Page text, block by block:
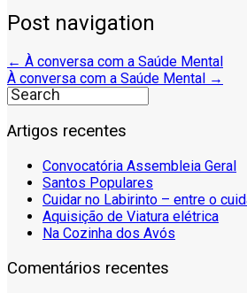
Post navigation
← À conversa com a Saúde Mental
À conversa com a Saúde Mental →
Artigos recentes
Convocatória Assembleia Geral
Santos Populares
Cuidar no Labirinto – entre o
Aquisição de Viatura elétrica
Na Cozinha dos Avós
Comentários recentes